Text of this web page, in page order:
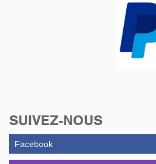
SUIVEZ-NOUS
Facebook